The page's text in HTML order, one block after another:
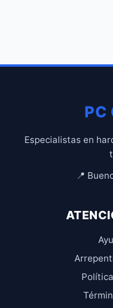
PC
Especialistas en
📍